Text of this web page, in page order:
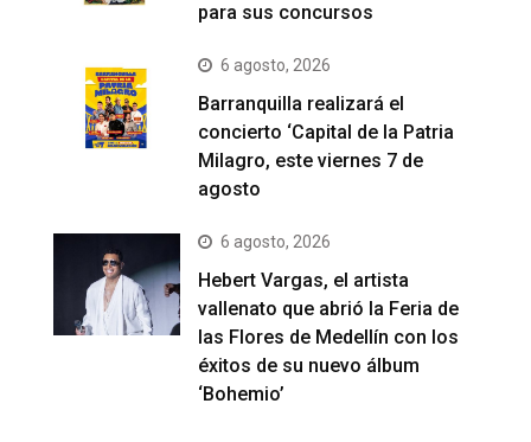
para sus concursos
6 agosto, 2026
Barranquilla realizará el
concierto ‘Capital de la Patria
Milagro, este viernes 7 de
agosto
6 agosto, 2026
Hebert Vargas, el artista
vallenato que abrió la Feria de
las Flores de Medellín con los
éxitos de su nuevo álbum
‘Bohemio’